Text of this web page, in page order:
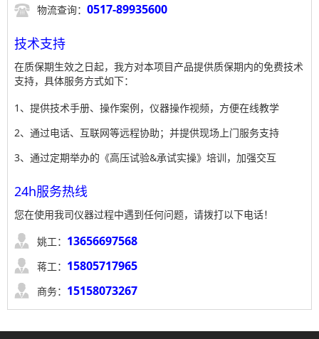
 物流查询： 0517-89935600
技术支持
在质保期生效之日起，我方对本项目产品提供质保期内的免费技术
支持，具体服务方式如下：
1、提供技术手册、操作案例，仪器操作视频，方便在线教学
2、通过电话、互联网等远程协助；并提供现场上门服务支持
3、通过定期举办的《高压试验&承试实操》培训，加强交互
24h服务热线
您在使用我司仪器过程中遇到任何问题，请拨打以下电话！
 姚工： 13656697568

蒋工： 15805717965

商务： 15158073267